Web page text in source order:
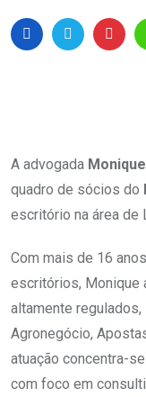
A advogada
quadro de sócios do
escritório na área de
Com mais de 16
escritórios, Monique
altamente
Agronegócio,
atuação concentra-
com foco em